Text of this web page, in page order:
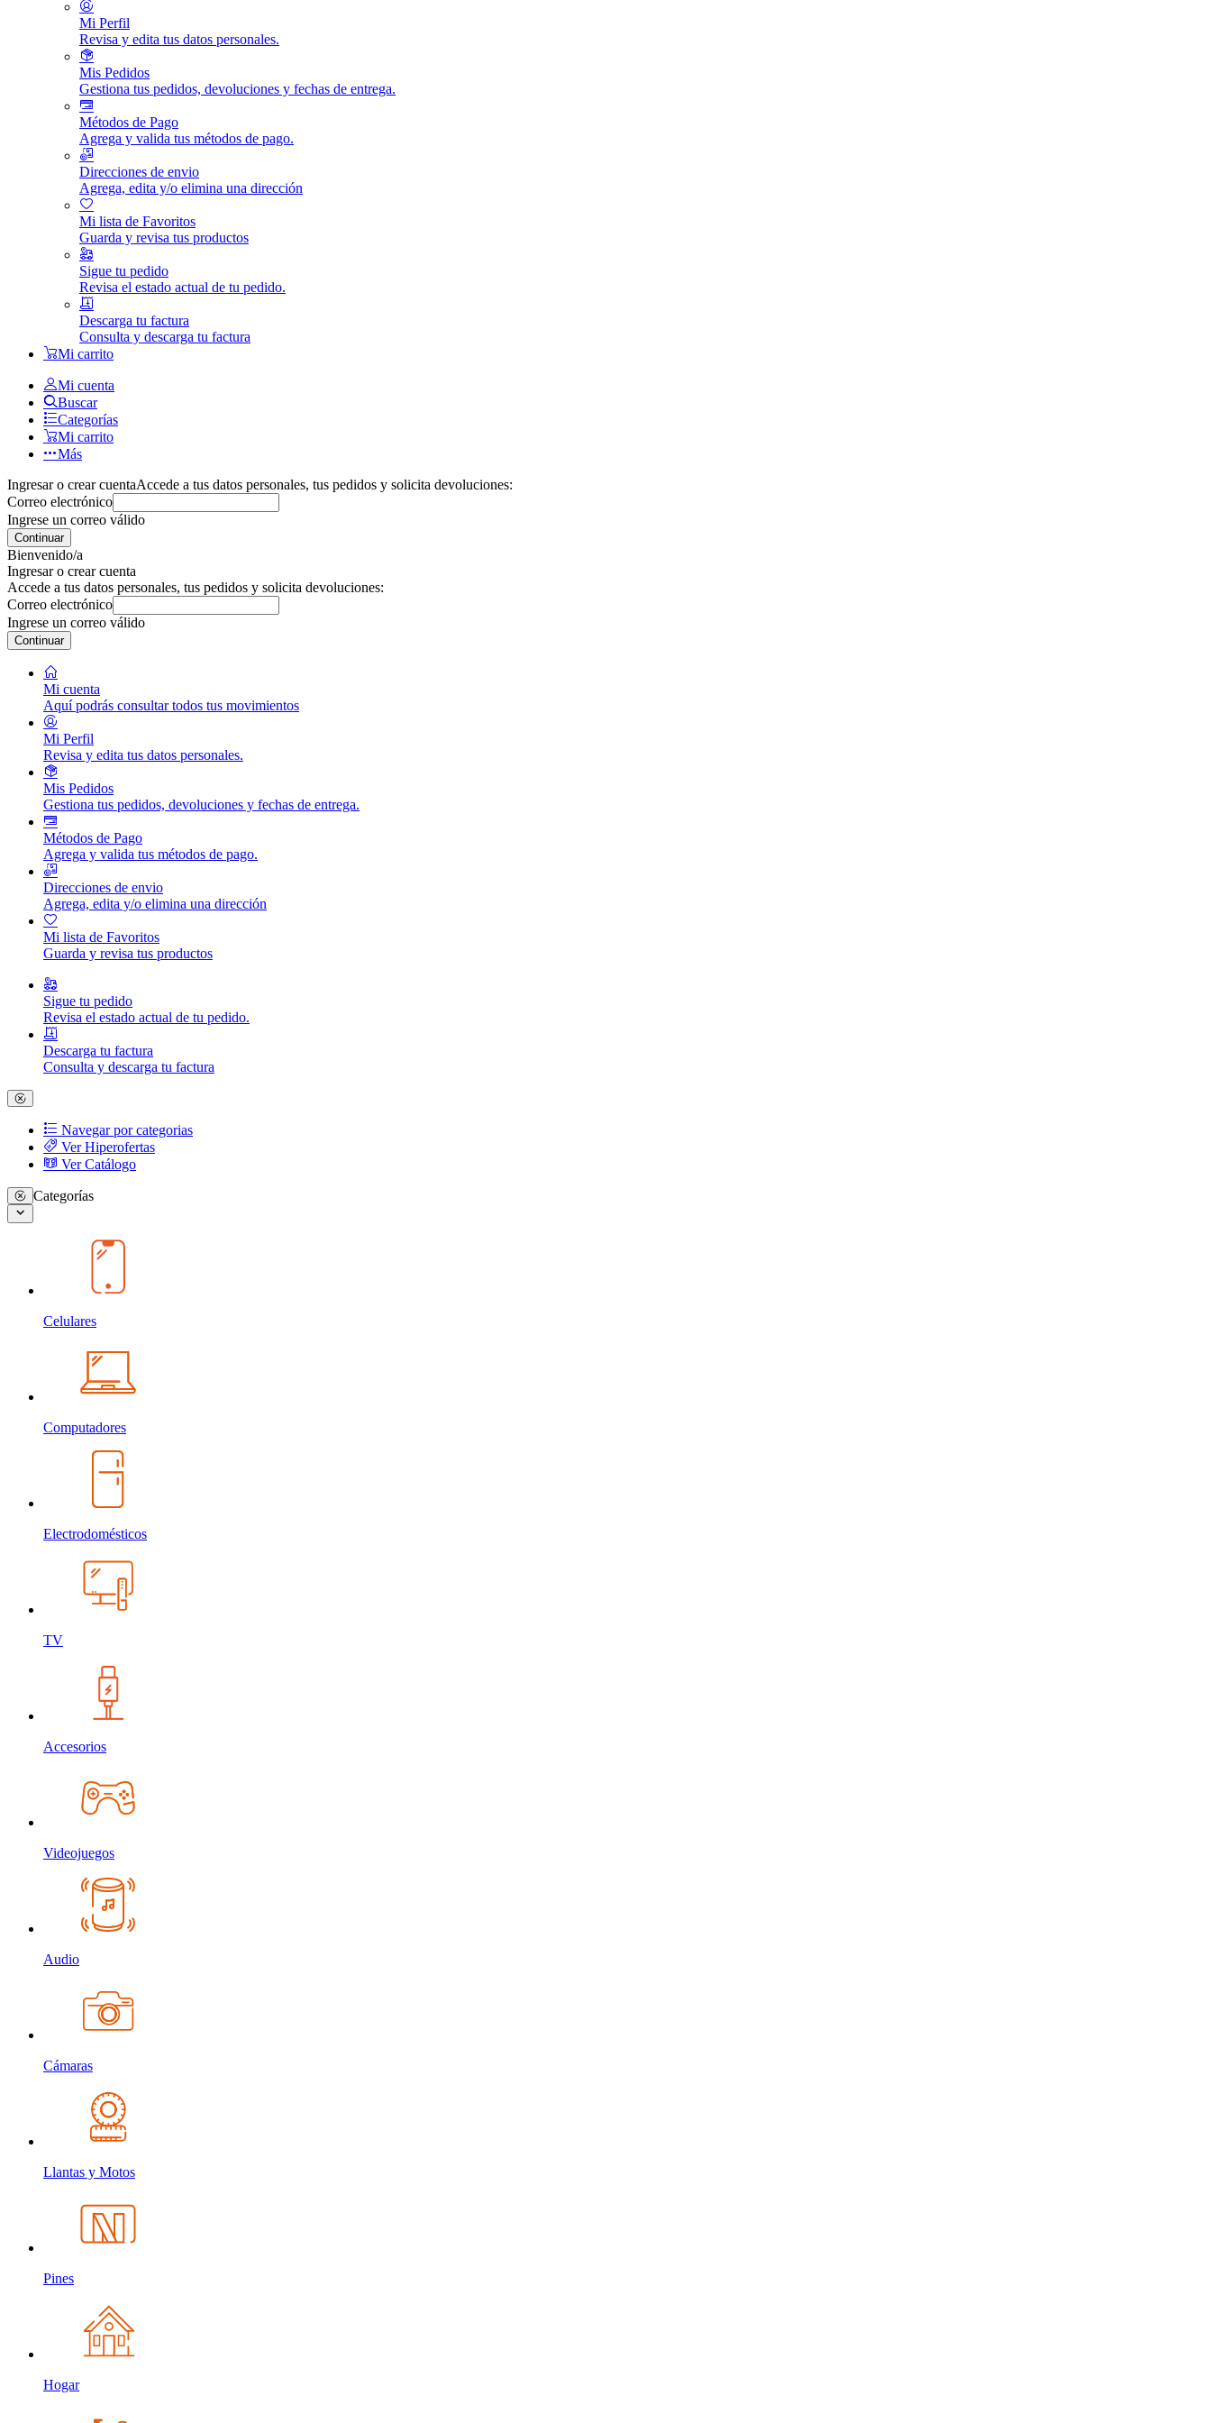
Mi Perfil
Revisa y edita tus datos personales.
Mis Pedidos
Gestiona tus pedidos, devoluciones y fechas de entrega.
Métodos de Pago
Agrega y valida tus métodos de pago.
Direcciones de envio
Agrega, edita y/o elimina una dirección
Mi lista de Favoritos
Guarda y revisa tus productos
Sigue tu pedido
Revisa el estado actual de tu pedido.
Descarga tu factura
Consulta y descarga tu factura
Mi carrito
Mi cuenta
Buscar
Categorías
Mi carrito
Más
Ingresar o crear cuentaAccede a tus datos personales, tus pedidos y solicita devoluciones:
Correo electrónico
Ingrese un correo válido
Continuar
Bienvenido/a
Ingresar o crear cuenta
Accede a tus datos personales, tus pedidos y solicita devoluciones:
Correo electrónico
Ingrese un correo válido
Continuar
Mi cuenta
Aquí podrás consultar todos tus movimientos
Mi Perfil
Revisa y edita tus datos personales.
Mis Pedidos
Gestiona tus pedidos, devoluciones y fechas de entrega.
Métodos de Pago
Agrega y valida tus métodos de pago.
Direcciones de envio
Agrega, edita y/o elimina una dirección
Mi lista de Favoritos
Guarda y revisa tus productos
Sigue tu pedido
Revisa el estado actual de tu pedido.
Descarga tu factura
Consulta y descarga tu factura
Navegar por categorias
Ver Hiperofertas
Ver Catálogo
Categorías
Celulares
Computadores
Electrodomésticos
TV
Accesorios
Videojuegos
Audio
Cámaras
Llantas y Motos
Pines
Hogar